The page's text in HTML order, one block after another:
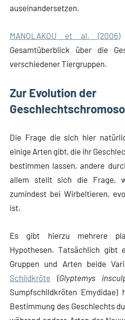
auseinandersetzen.
MANOLAKOU et al. (2006)
Gesamtüberblick über die
verschiedener Tiergruppen.
Zur Evolution der
Die Frage die sich hier
einige Arten gibt, die ihr
bestimmen lassen, andere
allem stellt sich die Frage,
zumindest bei Wirbeltieren,
ist.
Es gibt hierzu mehrere
Hypothesen. Tatsächlich gibt
Gruppen und Arten beide
Schildkröte (Glyptemys
Sumpfschildkröten Emydidae)
Bestimmung des Geschlechts